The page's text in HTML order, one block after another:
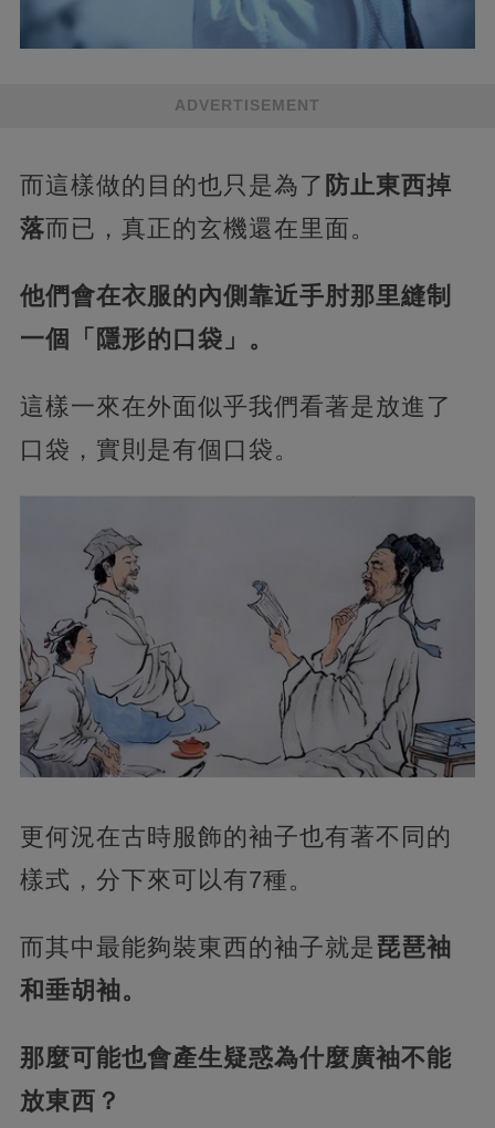
ADVERTISEMENT
而這樣做的目的也只是為了 防止東西掉
落而已，真正的玄機還在里面。
他們會在衣服的內側靠近手肘那里縫制
一個「隱形的口袋」。
這樣一來在外面似乎我們看著是放進了
口袋，實則是有個口袋。
更何況在古時服飾的袖子也有著不同的
樣式，分下來可以有7種。
而其中最能夠裝東西的袖子就是 琵琶袖
和垂胡袖。
那麼可能也會產生疑惑為什麼廣袖不能
放東西？